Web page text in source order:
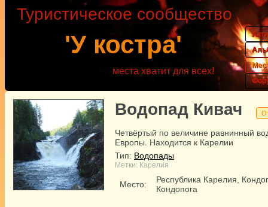
'У костра'
Туристическое сообщество
места хватит для всех!
Водопад Кивач
Четвёртый по величине равнинный
Европы. Находится к Карелии
Тип: Водопады
Метки: Карелия
Место:
Республика Карелия,
Кондопога